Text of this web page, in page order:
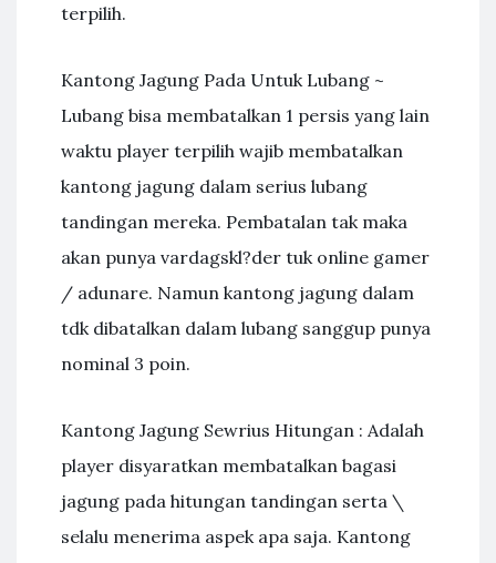
terpilih.
Kantong Jagung Pada Untuk Lubang ~
Lubang bisa membatalkan 1 persis yang lain
waktu player terpilih wajib membatalkan
kantong jagung dalam serius lubang
tandingan mereka. Pembatalan tak maka
akan punya vardagskl?der tuk online gamer
/ adunare. Namun kantong jagung dalam
tdk dibatalkan dalam lubang sanggup punya
nominal 3 poin.
Kantong Jagung Sewrius Hitungan : Adalah
player disyaratkan membatalkan bagasi
jagung pada hitungan tandingan serta \
selalu menerima aspek apa saja. Kantong